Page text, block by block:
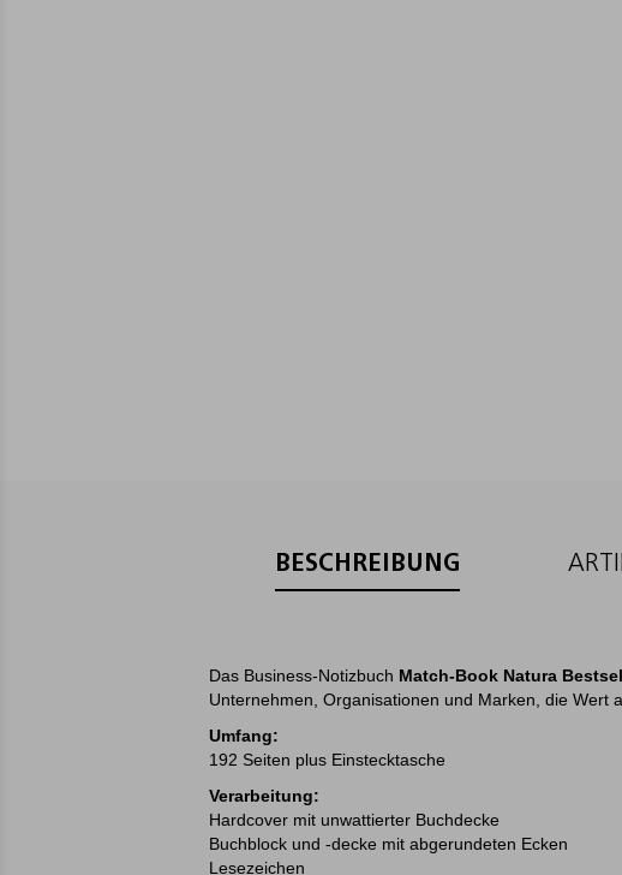
BESCHREIBUNG
Das Business-Notizbuch Match-Book Natura
Unternehmen, Organisationen und Marken, die Wert
Umfang:
192 Seiten plus Einstecktasche
Verarbeitung:
Hardcover mit unwattierter Buchdecke
Buchblock und -decke mit abgerundeten Ecken
Lesezeichen